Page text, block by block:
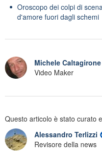
Oroscopo dei colpi di
d'amore fuori dagli schemi
Michele Caltagirone
Video Maker
Questo articolo è stato curato
Alessandro Terlizzi
Revisore della news